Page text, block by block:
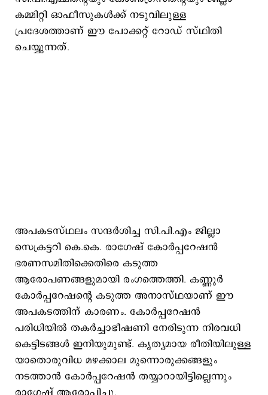
കമ്മിറ്റി ഓഫീസുകൾക്ക് നടുവിലുള്ള
പ്രദേശത്താണ് ഈ പോക്കറ്റ് റോഡ് സ്ഥിതി
ചെയ്യുന്നത്.
അപകടസ്ഥലം സന്ദർശിച്ച സി.പി.എം ജില്ലാ
സെക്രട്ടറി കെ.കെ. രാഗേഷ് കോർപ്പറേഷൻ
ഭരണസമിതിക്കെതിരെ കടുത്ത
ആരോപണങ്ങളുമായി രംഗത്തെത്തി. കണ്ണൂർ
കോർപ്പറേഷന്റെ കടുത്ത അനാസ്ഥയാണ് ഈ
അപകടത്തിന് കാരണം. കോർപ്പറേഷൻ
പരിധിയിൽ തകർച്ചാഭീഷണി നേരിടുന്ന നിരവധി
കെട്ടിടങ്ങൾ ഇനിയുമുണ്ട്. കൃത്യമായ രീതിയിലുള്ള
യാതൊരുവിധ മഴക്കാല മുന്നൊരുക്കങ്ങളും
നടത്താൻ കോർപ്പറേഷൻ തയ്യാറായിട്ടില്ലെന്നും